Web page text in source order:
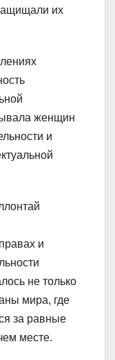
их
женщин
и
и
не только
мира, где
за равные
месте.